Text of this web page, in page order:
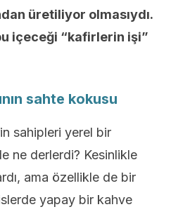
üretiliyor olmasıydı.
içeceği “kafirlerin işi”
sahte kokusu
sahipleri yerel bir
ne derlerdi? Kesinlikle
ama özellikle de bir
yapay bir kahve